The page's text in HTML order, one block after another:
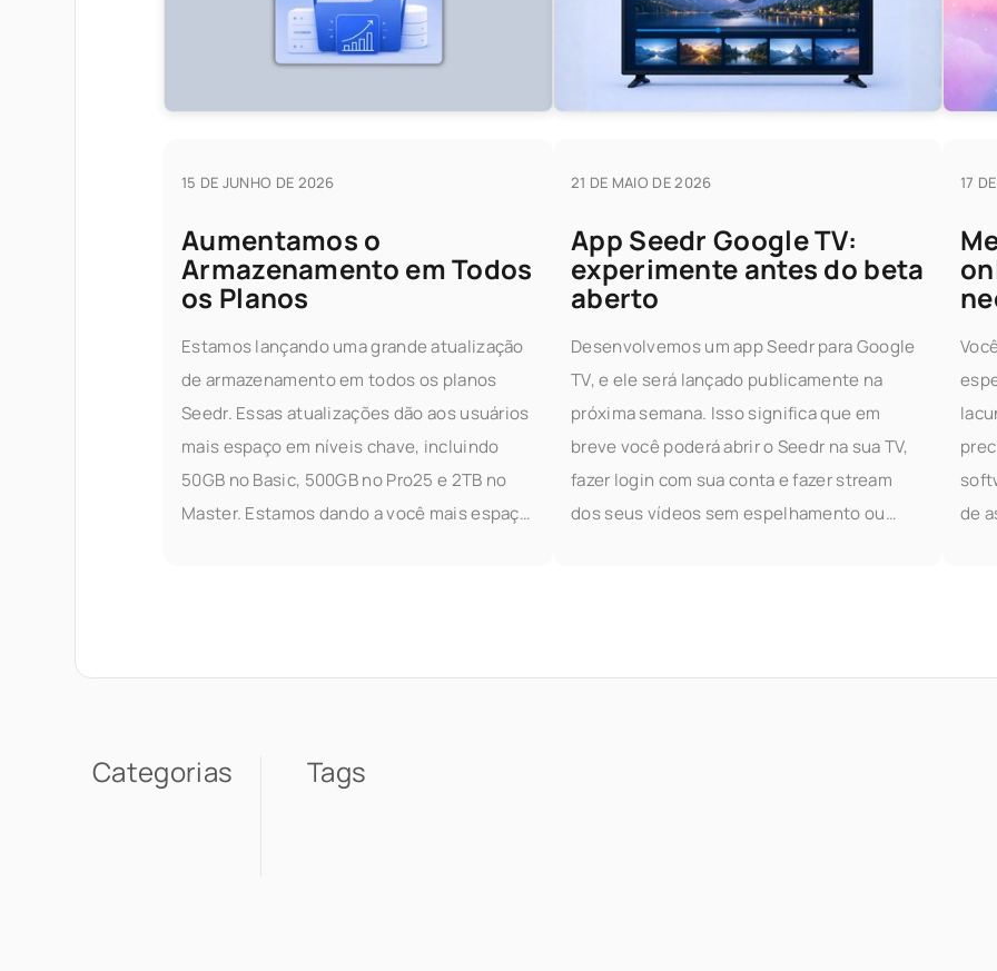
15 DE JUNHO DE 2026
Aumentamos o
Armazenamento em Todos
os Planos
Estamos lançando uma grande atualização
de armazenamento em todos os planos
Seedr. Essas atualizações dão aos usuários
mais espaço em níveis chave, incluindo
50GB no Basic, 500GB no Pro25 e 2TB no
Master. Estamos dando a você mais espaço
21 DE MAIO DE 2026
App Seedr Google TV:
experimente antes do beta
aberto
Desenvolvemos um app Seedr para Google
TV, e ele será lançado publicamente na
próxima semana. Isso significa que em
breve você poderá abrir o Seedr na sua TV,
fazer login com sua conta e fazer stream
dos seus vídeos sem espelhamento ou
17
de
Categorias Tags